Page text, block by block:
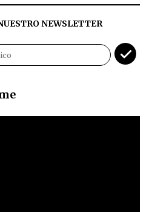
NEWSLETTER